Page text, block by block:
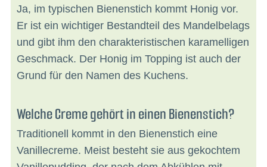
Ja, im typischen Bienenstich kommt Honig vor.
Er ist ein wichtiger Bestandteil des Mandelbelags
und gibt ihm den charakteristischen karamelligen
Geschmack. Der Honig im Topping ist auch der
Grund für den Namen des Kuchens.
Welche Creme gehört in einen Bienenstich?
Traditionell kommt in den Bienenstich eine
Vanillecreme. Meist besteht sie aus gekochtem